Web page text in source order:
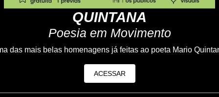
QUINTANA
Poesia em Movimento
das mais belas homenagens já feitas ao poeta Mario
ACESSAR